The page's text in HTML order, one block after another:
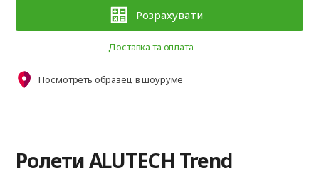
Розрахувати
Доставка та оплата
Посмотреть образец в шоуруме
Ролети ALUTECH Trend